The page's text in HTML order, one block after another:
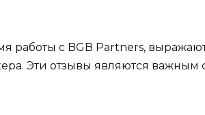
работы с BGB Partners,
Эти отзывы являются важным